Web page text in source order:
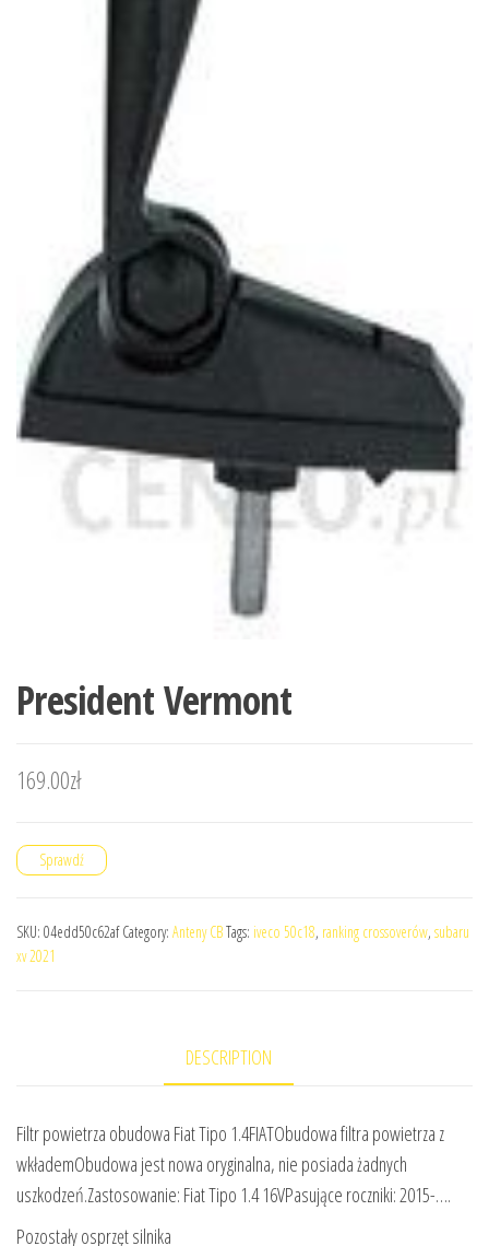
President Vermont
169.00zł
Sprawdź
SKU: 04edd50c62af Category: Anteny CBTags: iveco 50c18, ranking crossoverów, subaru
xv 2021
DESCRIPTION
Filtr powietrza obudowa Fiat Tipo 1.4FIATObudowa filtra powietrza z
wkłademObudowa jest nowa oryginalna, nie posiada żadnych
uszkodzeń.Zastosowanie: Fiat Tipo 1.4 16VPasujące roczniki: 2015-….
Pozostały osprzęt silnika